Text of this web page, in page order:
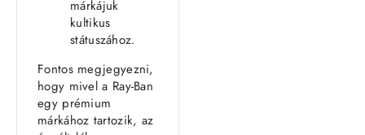
márkájuk
kultikus
státuszához.
Fontos megjegyezni,
hogy mivel a Ray-Ban
egy prémium
márkához tartozik, az